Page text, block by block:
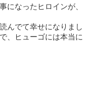
になったヒロインが、
んでて幸せになりまし
、ヒューゴには本当に